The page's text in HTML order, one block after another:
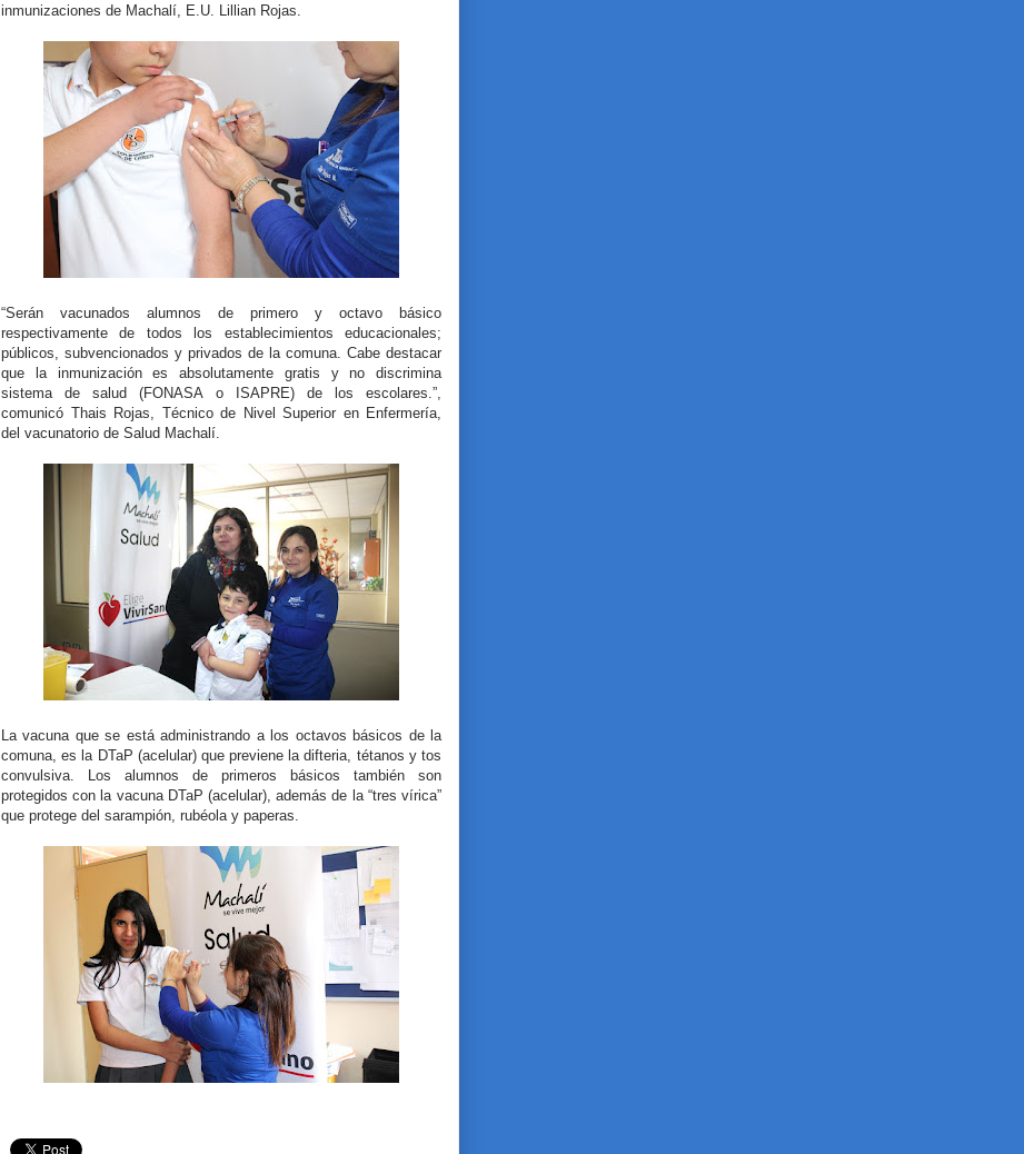
inmunizaciones de Machalí, E.U. Lillian Rojas.
“Serán vacunados alumnos de primero y octavo básico
respectivamente de todos los establecimientos educacionales;
públicos, subvencionados y privados de la comuna. Cabe destacar
que la inmunización es absolutamente gratis y no discrimina
sistema de salud (FONASA o ISAPRE) de los escolares.”,
comunicó Thais Rojas, Técnico de Nivel Superior en Enfermería,
del vacunatorio de Salud Machalí.
La vacuna que se está administrando a los octavos básicos de la
comuna, es la DTaP (acelular) que previene la difteria, tétanos y tos
convulsiva. Los alumnos de primeros básicos también son
protegidos con la vacuna DTaP (acelular), además de la “tres vírica”
que protege del sarampión, rubéola y paperas.